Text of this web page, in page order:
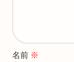
名前 ※